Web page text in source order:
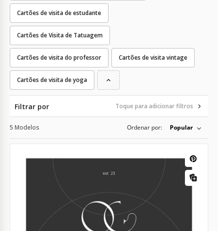
Cartões de visita de estudante
Cartões de Visita de Tatuagem
Cartões de visita do professor Cartões de visita vintage
Cartões de visita de yoga
Filtrar por Toque para adicionar filtros
5 Modelos Ordenar por: Popular